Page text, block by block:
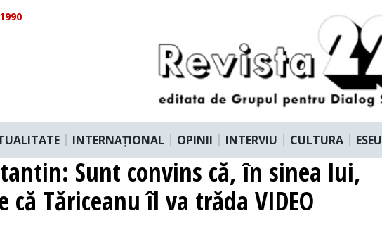
INTERNAȚIONAL OPINII INTERVIU CULTURA ESEU
Sunt convins că, în sinea lui,
că Tăriceanu îl va trăda VIDEO